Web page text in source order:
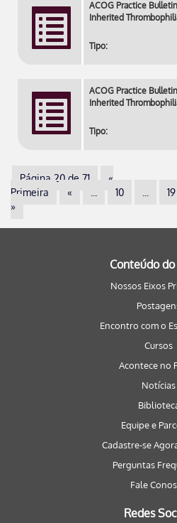
ACOG Practice
Inherited
Tipo:
ACOG Practice
Inherited
Tipo:
Página 20 de 71
«
Primeira
« 10 19
»
Conteúdo
Nossos Eixos
Encontro com o
Cursos
Acontece no
Notícias
Equipe e
Cadastre-se
Perguntas
Fale
Redes